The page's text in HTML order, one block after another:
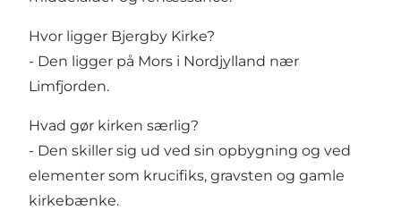
Hvor ligger Bjergby Kirke?
- Den ligger på Mors i Nordjylland nær
Limfjorden.
Hvad gør kirken særlig?
- Den skiller sig ud ved sin opbygning og ved
elementer som krucifiks, gravsten og gamle
kirkebænke.